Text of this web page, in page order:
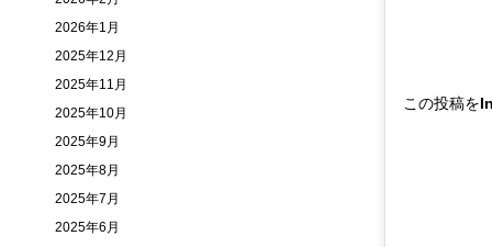
この投稿を
2026年1月
2025年12月
2025年11月
2025年10月
2025年9月
2025年8月
2025年7月
2025年6月